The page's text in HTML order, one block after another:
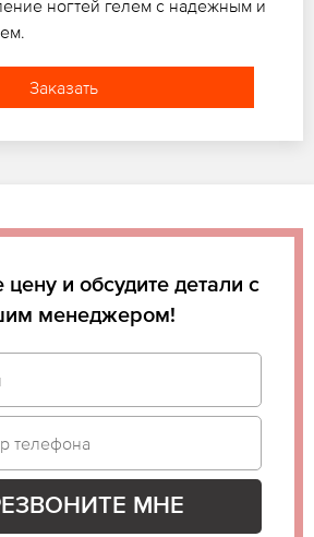
ногтей гелем с надежным и
Заказать
цену и обсудите детали с
менеджером!